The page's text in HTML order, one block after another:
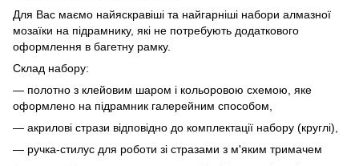
Для Вас маємо найяскравіші та найгарніші набори алмазної
мозаїки на підрамнику, які не потребують додаткового
оформлення в багетну рамку.
Склад набору:
— полотно з клейовим шаром і кольоровою схемою, яке
оформлено на підрамник галерейним способом,
— акрилові стрази відповідно до комплектації набору (круглі),
— ручка-стилус для роботи зі стразами з м'яким тримачем